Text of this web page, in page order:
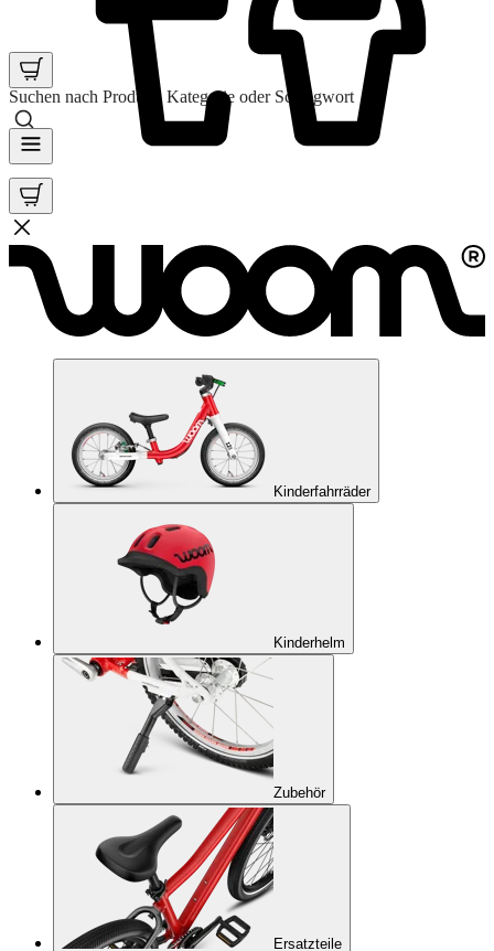
Suchen nach Produkt, Kategorie oder Schlagwort
Kinderfahrräder
Kinderhelm
Zubehör
Ersatzteile